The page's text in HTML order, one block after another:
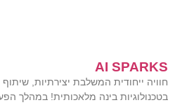
AI SPARKS
חוויה ייחודית המשלבת יצירתיות,
בטכנולוגיות בינה מלאכותית! במהלך